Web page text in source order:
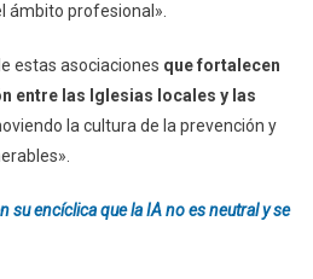
ámbito profesional».
estas asociaciones que fortalecen
entre las Iglesias locales y las
la cultura de la prevención y
su encíclica que la IA no es neutral y se